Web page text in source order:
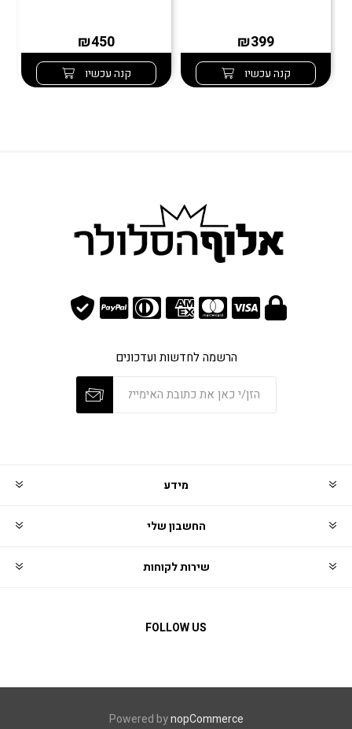
₪399
קנה עכשיו
₪450
קנה עכשיו
הרשמה לחדשות ועדכונים
מידע
החשבון שלי
שירות לקוחות
FOLLOW US
Powered bynopCommerce